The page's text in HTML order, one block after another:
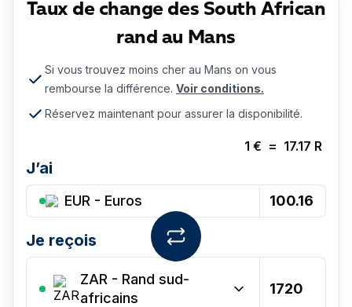
Taux de change des South African
rand au Mans
Si vous trouvez moins cher au Mans on vous
rembourse la différence. Voir conditions.
Réservez maintenant pour assurer la disponibilité.
1 € = 17.17 R
J’ai
EUR - Euros
Je reçois
ZAR - Rand sud-
africains